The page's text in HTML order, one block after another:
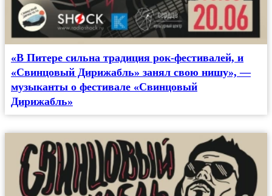
«В Питере сильна традиция рок-фестивалей, и
«Свинцовый Дирижабль» занял свою нишу», —
музыканты о фестивале «Свинцовый
Дирижабль»